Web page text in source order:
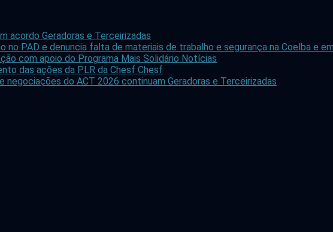
acordo Geradoras e Terceirizadas
no PAD e denuncia falta de materiais de trabalho e segurança na Coelba e
com apoio do Programa Mais Solidário Notícias
das ações da PLR da Chesf Chesf
negociações do ACT 2026 continuam Geradoras e Terceirizadas